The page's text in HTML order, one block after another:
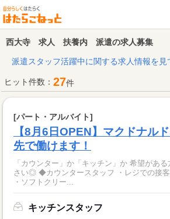
西大寺 求人 扶養内 派遣の求人募集
派遣スタッフ活躍中に関する求人情報を見
ヒット件数： 27件
[パート・アルバイト]
【8月6日OPEN】マクドナル
先で働けます！
「カウンター」か「キッチン」か 希望があ
さい◎ ◆カウンタースタッフ ・レジでの接客、注文 ・ドリンク作り
・ソフトクリー...
キッチンスタッフ